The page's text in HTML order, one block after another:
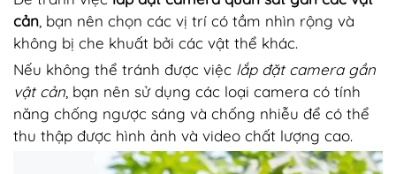
cản , bạn nên chọn các vị trí có tầm nhìn rộng và
không bị che khuất bởi các vật thể khác.
Nếu không thể tránh được việc lắp đặt camera gần
vật cản , bạn nên sử dụng các loại camera có tính
năng chống ngược sáng và chống nhiễu để có thể
thu thập được hình ảnh và video chất lượng cao.